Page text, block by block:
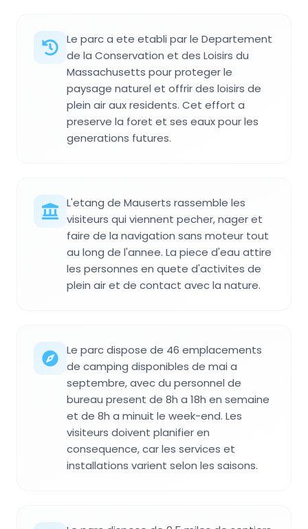
Le parc a ete etabli par le Departement
de la Conservation et des Loisirs du
Massachusetts pour proteger le
paysage naturel et offrir des loisirs de
plein air aux residents. Cet effort a
preserve la foret et ses eaux pour les
generations futures.
L'etang de Mauserts rassemble les
visiteurs qui viennent pecher, nager et
faire de la navigation sans moteur tout
au long de l'annee. La piece d'eau attire
les personnes en quete d'activites de
plein air et de contact avec la nature.
Le parc dispose de 46 emplacements
de camping disponibles de mai a
septembre, avec du personnel de
bureau present de 8h a 18h en semaine
et de 8h a minuit le week-end. Les
visiteurs doivent planifier en
consequence, car les services et
installations varient selon les saisons.